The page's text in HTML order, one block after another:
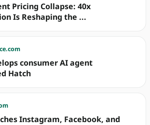
Pricing Collapse: 40x
Is Reshaping the ...
consumer AI agent
Hatch
Instagram, Facebook, and